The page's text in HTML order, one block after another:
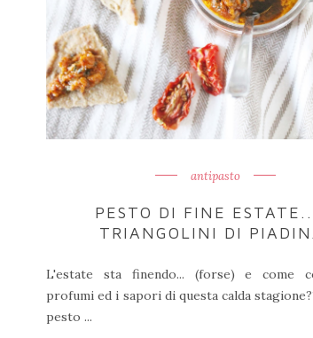
antipasto
PESTO DI FINE
TRIANGOLINI DI
L'estate sta finendo... (forse) e come
profumi ed i sapori di questa calda
pesto ...